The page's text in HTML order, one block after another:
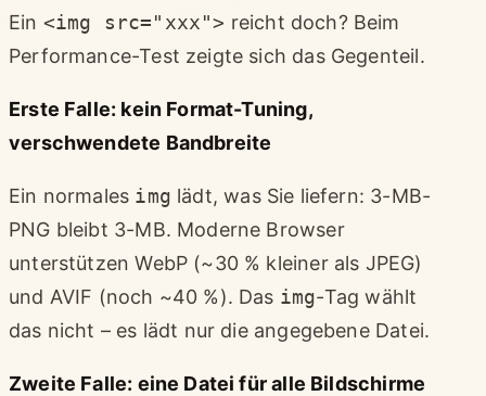
Ein <img src="xxx"> reicht doch? Beim
Performance-Test zeigte sich das Gegenteil.
Erste Falle: kein Format-Tuning,
verschwendete Bandbreite
Ein normales img lädt, was Sie liefern: 3-MB-
PNG bleibt 3-MB. Moderne Browser
unterstützen WebP (~30 % kleiner als JPEG)
und AVIF (noch ~40 %). Das img-Tag wählt
das nicht – es lädt nur die angegebene Datei.
Zweite Falle: eine Datei für alle Bildschirme